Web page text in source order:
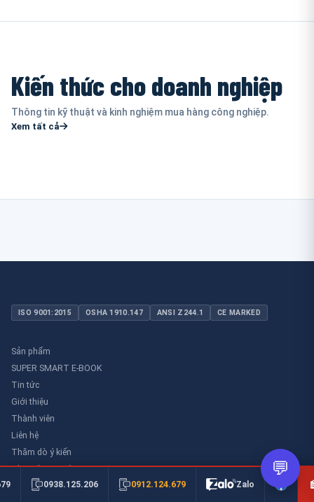
Kiến thức cho doanh nghiệp
Thông tin kỹ thuật và kinh nghiệm mua hàng công nghiệp.
Xem tất cả
ISO 9001:2015 OSHA 1910.147 ANSI Z244.1 CE MARKED
Sản phẩm
SUPER SMART E-BOOK
Tin tức
Giới thiệu
Thành viên
Liên hệ
Thăm dò ý kiến
Thư viên an toàn
0938.125.206 0912.124.679 Zalo
💬